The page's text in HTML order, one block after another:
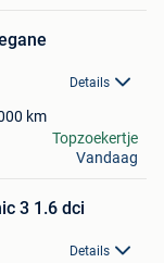
Details
km
Topzoekertje
Vandaag
3 1.6 dci
Details